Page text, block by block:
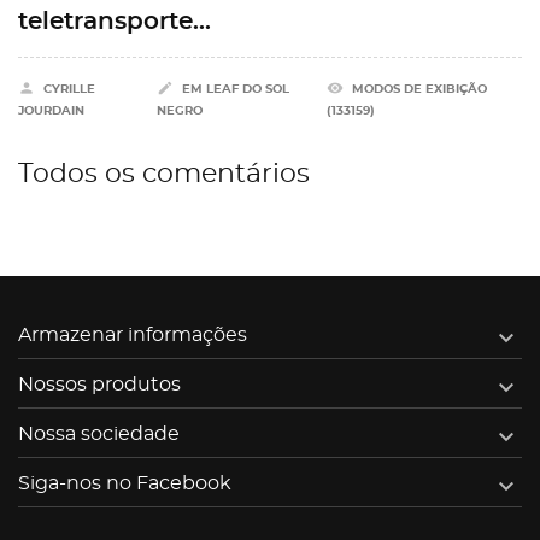
teletransporte...

CYRILLE
JOURDAIN
 EM
LEAF DO SOL
NEGRO
remove_red_eye
MODOS DE EXIBIÇÃO
(133159)
Todos os comentários
Armazenar informações 
Nossos produtos 
Nossa sociedade 
Siga-nos no Facebook 